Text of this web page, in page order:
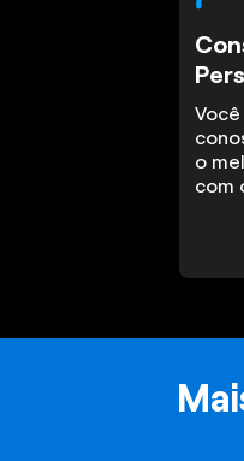
o
com